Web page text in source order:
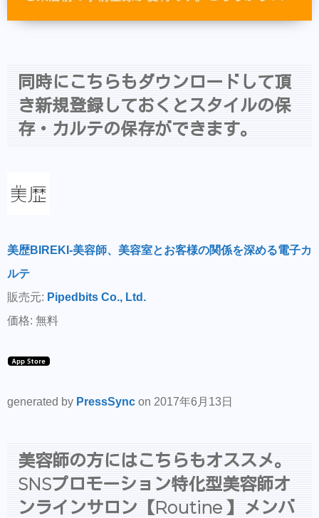
同時にこちらもダウンロードして頂
き新規登録しておくとスタイルの保
存・カルテの保存ができます。
美歴BIREKI-美容師、美容室とお客様の関係を深める電子カ
ルテ
販売元: Pipedbits Co., Ltd.
価格: 無料
generated by PressSync on 2017年6月13日
美容師の方にはこちらもオススメ。
SNSプロモーション特化型美容師オ
ンラインサロン【Routine 】メンバ